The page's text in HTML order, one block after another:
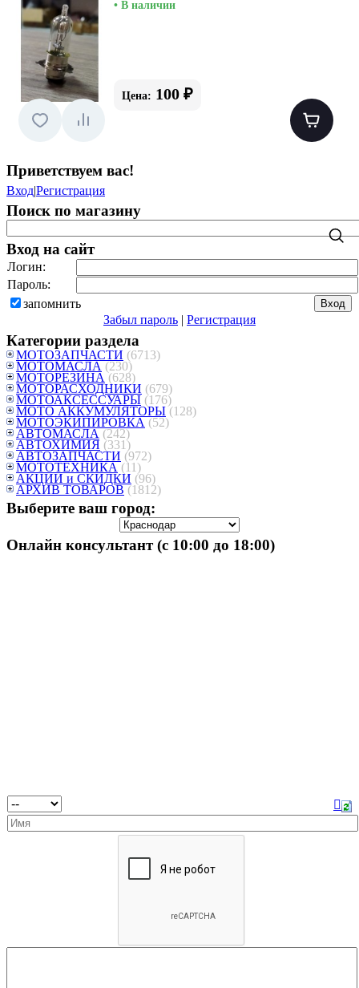
• В наличии
Цена: 100 ₽
Приветствуем вас!
Вход|Регистрация
Поиск по магазину
Вход на сайт
Логин:
Пароль:
запомнить
Забыл пароль | Регистрация
Категории раздела
МОТОЗАПЧАСТИ (6713)
МОТОМАСЛА (230)
МОТОРЕЗИНА (628)
МОТОРАСХОДНИКИ (679)
МОТОАКСЕССУАРЫ (176)
МОТО АККУМУЛЯТОРЫ (128)
МОТОЭКИПИРОВКА (52)
АВТОМАСЛА (242)
АВТОХИМИЯ (331)
АВТОЗАПЧАСТИ (972)
МОТОТЕХНИКА (11)
АКЦИИ и СКИДКИ (96)
АРХИВ ТОВАРОВ (1812)
Выберите ваш город:
Онлайн консультант (с 10:00 до 18:00)